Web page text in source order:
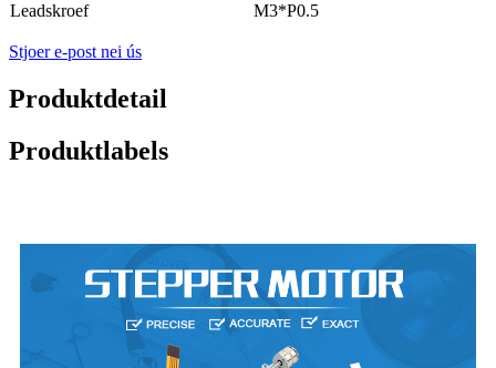
Leadskroef
M3*P0.5
Stjoer e-post nei ús
Produktdetail
Produktlabels